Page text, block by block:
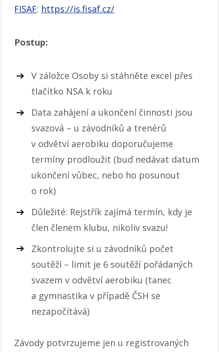
FISAF: https://is.fisaf.cz/
Postup:
V záložce Osoby si stáhněte excel přes
tlačítko NSA k roku
Data zahájení a ukončení činnosti jsou
svazová – u závodníků a trenérů
v odvětví aerobiku doporučujeme
termíny prodloužit (buď nedávat datum
ukončení vůbec, nebo ho posunout
o rok)
Důležité: Rejstřík zajímá termín, kdy je
člen členem klubu, nikoliv svazu!
Zkontrolujte si u závodníků počet
soutěží – limit je 6 soutěží pořádaných
svazem v odvětví aerobiku (tanec
a gymnastika v případě ČSH se
nezapočítává)
Závody potvrzujeme jen u registrovaných